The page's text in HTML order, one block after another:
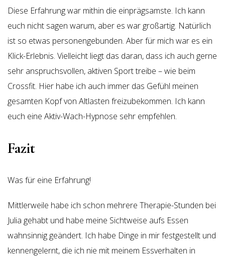
Diese Erfahrung war mithin die einprägsamste. Ich kann
euch nicht sagen warum, aber es war großartig. Natürlich
ist so etwas personengebunden. Aber für mich war es ein
Klick-Erlebnis. Vielleicht liegt das daran, dass ich auch gerne
sehr anspruchsvollen, aktiven Sport treibe – wie beim
Crossfit. Hier habe ich auch immer das Gefühl meinen
gesamten Kopf von Altlasten freizubekommen. Ich kann
euch eine Aktiv-Wach-Hypnose sehr empfehlen.
Fazit
Was für eine Erfahrung!
Mittlerweile habe ich schon mehrere Therapie-Stunden bei
Julia gehabt und habe meine Sichtweise aufs Essen
wahnsinnig geändert. Ich habe Dinge in mir festgestellt und
kennengelernt, die ich nie mit meinem Essverhalten in